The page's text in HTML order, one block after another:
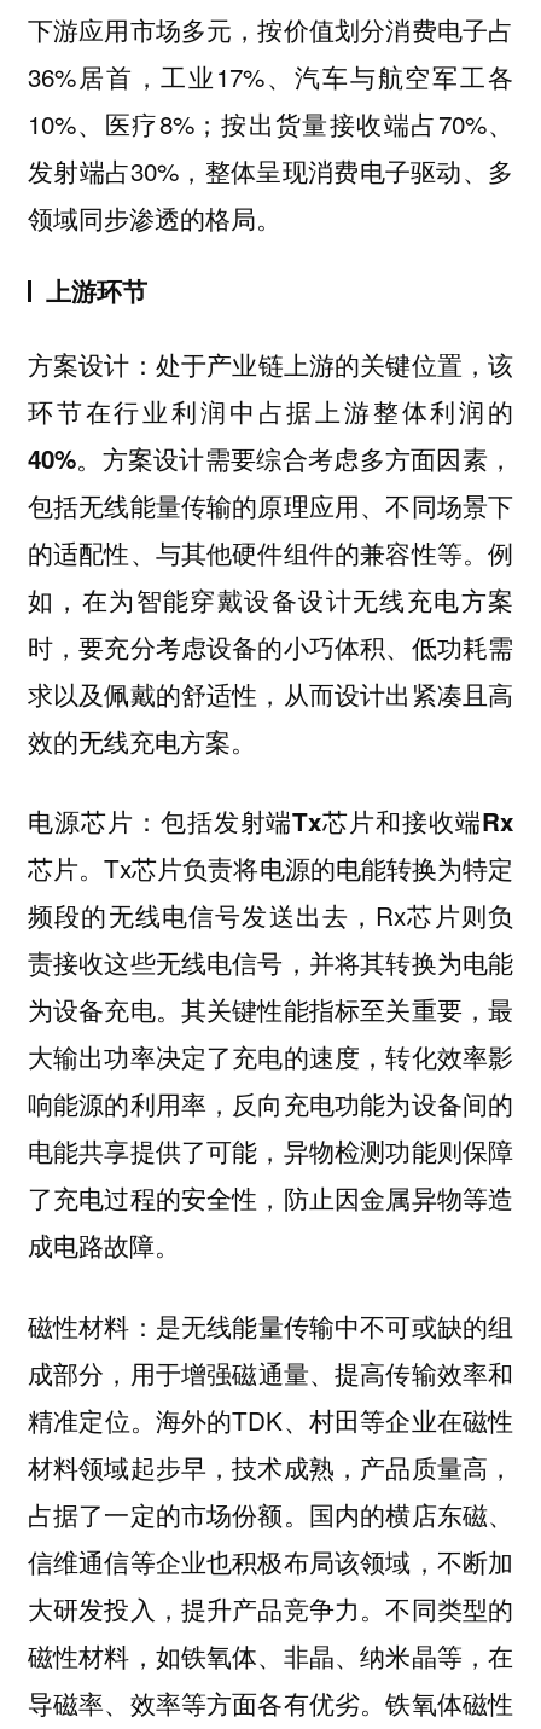
下游应用市场多元，按价值划分消费电子占
36%居首，工业17%、汽车与航空军工各
10%、医疗8%；按出货量接收端占70%、
发射端占30%，整体呈现消费电子驱动、多
领域同步渗透的格局。
上游环节
方案设计： 处于产业链上游的关键位置，该
环节在行业利润中 占据上游整体利润的
40%。方案设计需要综合考虑多方面因素，
包括无线能量传输的原理应用、不同场景下
的适配性、与其他硬件组件的兼容性等。例
如，在为智能穿戴设备设计无线充电方案
时，要充分考虑设备的小巧体积、低功耗需
求以及佩戴的舒适性，从而设计出紧凑且高
效的无线充电方案。
电源芯片： 包括发射端Tx芯片和接收端Rx
芯片。Tx芯片负责将电源的电能转换为特定
频段的无线电信号发送出去，Rx芯片则负
责接收这些无线电信号，并将其转换为电能
为设备充电。其关键性能指标至关重要，最
大输出功率决定了充电的速度，转化效率影
响能源的利用率，反向充电功能为设备间的
电能共享提供了可能，异物检测功能则保障
了充电过程的安全性，防止因金属异物等造
成电路故障。
磁性材料： 是无线能量传输中不可或缺的组
成部分，用于增强磁通量、提高传输效率和
精准定位。海外的TDK、村田等企业在磁性
材料领域起步早，技术成熟，产品质量高，
占据了一定的市场份额。国内的横店东磁、
信维通信等企业也积极布局该领域，不断加
大研发投入，提升产品竞争力。不同类型的
磁性材料，如铁氧体、非晶、纳米晶等，在
导磁率、效率等方面各有优劣。铁氧体磁性